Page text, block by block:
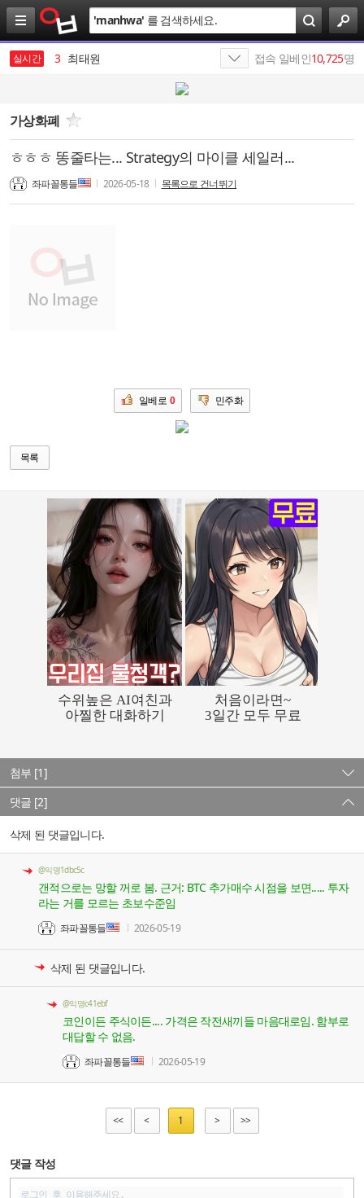
검
색
'manhwa' 를 검색하세요.
실시간
2 야동
3 최태원
5 SK
6 반도체
7
SKI
8 SK이노베이션
10
노무현
1 19
접속 일베인10,725명
가상화폐
ㅎㅎㅎ 똥줄타는... Strategy의 마이클 세일러...
좌파꼴통들 2026-05-18 목록으로 건너뛰기
일베로 0 민주화
목록
첨부 [1]
댓글 [2]
삭제 된 댓글입니다.
@익명1dbc5c
갠적으로는 망할 꺼로 봄. 근거: BTC 추가매수 시점을 보면..... 투자
라는 거를 모르는 초보수준임
좌파꼴통들 2026-05-19
삭제 된 댓글입니다.
@익명c41ebf
코인이든 주식이든.... 가격은 작전새끼들 마음대로임. 함부로
대답할 수 없음.
좌파꼴통들 2026-05-19
<< < 1 > >>
댓글 작성